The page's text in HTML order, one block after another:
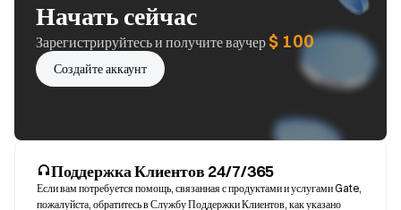
Начать сейчас
Зарегистрируйтесь и получите ваучер$ 100
Создайте аккаунт
Поддержка Клиентов 24/7/365
Если вам потребуется помощь, связанная с продуктами и услугами Gate,
пожалуйста, обратитесь в Службу Поддержки Клиентов, как указано